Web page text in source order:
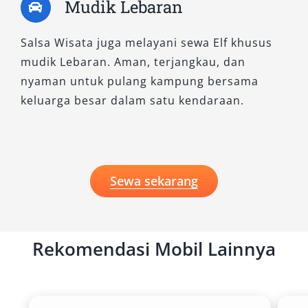
Mudik Lebaran
Salsa Wisata juga melayani sewa Elf khusus
mudik Lebaran. Aman, terjangkau, dan
nyaman untuk pulang kampung bersama
keluarga besar dalam satu kendaraan.
Sewa sekarang
Rekomendasi Mobil Lainnya